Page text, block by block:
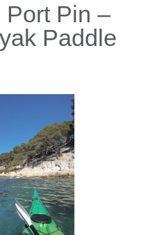
Pin –
Paddle